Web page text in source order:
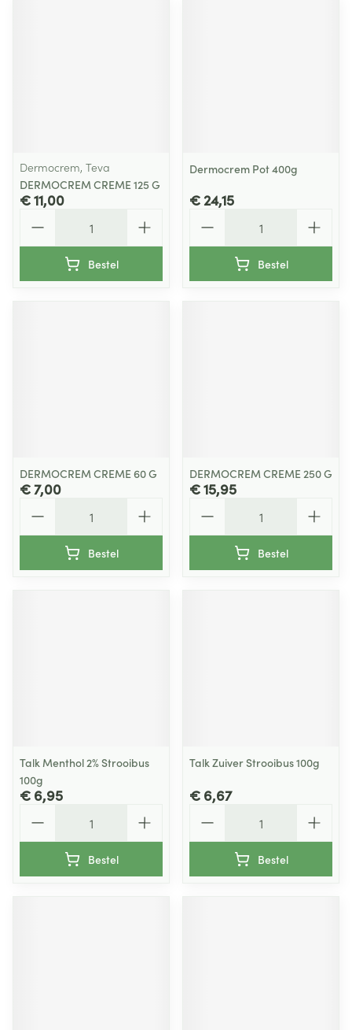
Dermocrem, Teva
DERMOCREM CREME 125 G
€ 11,00
Bestel
Dermocrem Pot 400g
€ 24,15
Bestel
DERMOCREM CREME 60 G
€ 7,00
Bestel
DERMOCREM CREME 250 G
€ 15,95
Bestel
Talk Menthol 2% Strooibus
100g
€ 6,95
Bestel
Talk Zuiver Strooibus 100g
€ 6,67
Bestel